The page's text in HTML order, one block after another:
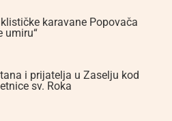
karavane Popovača
umiru“
i prijatelja u Zaselju kod
sv. Roka